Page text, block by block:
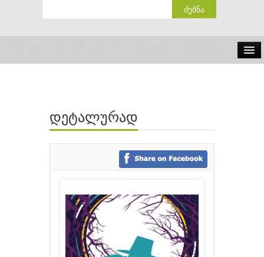
ავტორები
გამომცემლობები
დეტალურად